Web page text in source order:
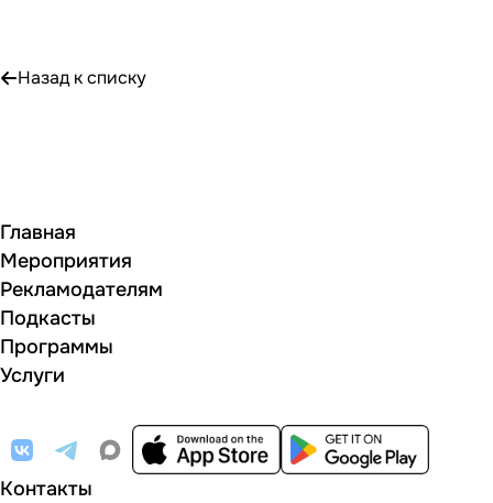
Назад к списку
Главная
Мероприятия
Рекламодателям
Подкасты
Программы
Услуги
Контакты